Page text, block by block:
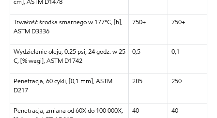
Trwałość środka smarnego w 177°C, [h],
ASTM D3336
750+ 750+
Wydzielanie oleju, 0.25 psi, 24 godz. w 25
C, [% wagi], ASTM D1742
0,5 0,1
Penetracja, 60 cykli, [0,1 mm], ASTM
D217
285 250
Penetracja, zmiana od 60X do 100 000X,
40 40